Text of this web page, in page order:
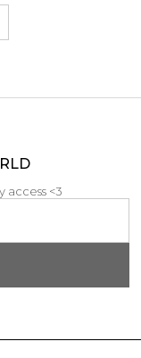
access <3